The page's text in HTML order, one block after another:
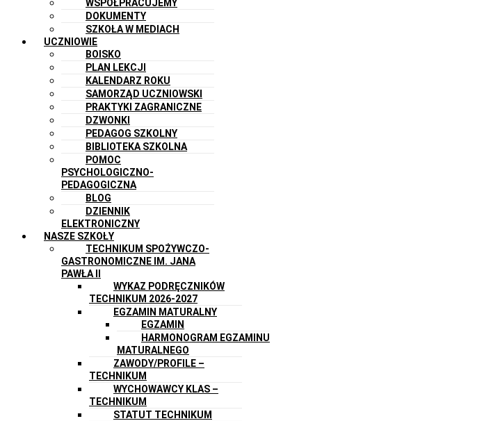
WSPÓŁPRACUJEMY
DOKUMENTY
SZKOŁA W MEDIACH
UCZNIOWIE
BOISKO
PLAN LEKCJI
KALENDARZ ROKU
SAMORZĄD UCZNIOWSKI
PRAKTYKI ZAGRANICZNE
DZWONKI
PEDAGOG SZKOLNY
BIBLIOTEKA SZKOLNA
POMOC
PSYCHOLOGICZNO-
PEDAGOGICZNA
BLOG
DZIENNIK
ELEKTRONICZNY
NASZE SZKOŁY
TECHNIKUM SPOŻYWCZO-
GASTRONOMICZNE IM. JANA
PAWŁA II
WYKAZ PODRĘCZNIKÓW
TECHNIKUM 2026-2027
EGZAMIN MATURALNY
EGZAMIN
HARMONOGRAM EGZAMINU
MATURALNEGO
ZAWODY/PROFILE –
TECHNIKUM
WYCHOWAWCY KLAS –
TECHNIKUM
STATUT TECHNIKUM